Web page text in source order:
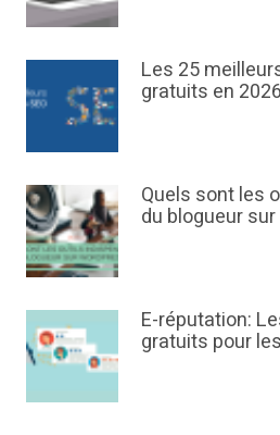
Les 25
gratuits en 2026
Quels sont les
du blogueur
E-réputation:
gratuits pour